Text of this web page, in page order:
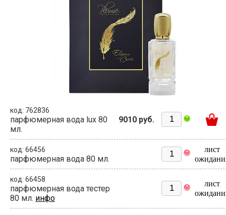
код: 762836
парфюмерная вода lux 80
мл.
9010 руб.
код: 66456
парфюмерная вода 80 мл.
лист
код: 66458
парфюмерная вода тестер
80 мл. инфо
лист